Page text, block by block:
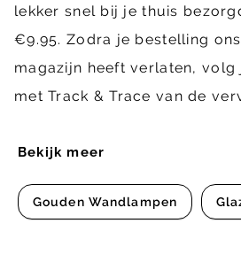
Bekijk meer
Gouden Wandlampen
lekker snel bij je thuis
€9.95. Zodra je bestelling
magazijn heeft verlaten,
met Track & Trace van de